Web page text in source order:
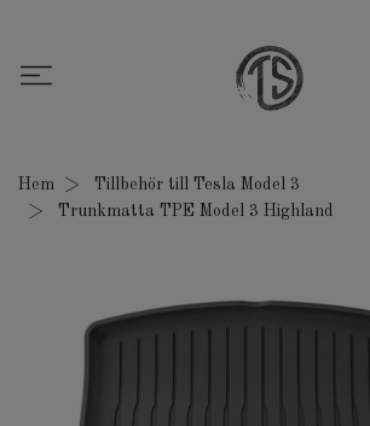
Hem
Tillbehör till Tesla Model 3
Trunkmatta TPE Model 3 Highland